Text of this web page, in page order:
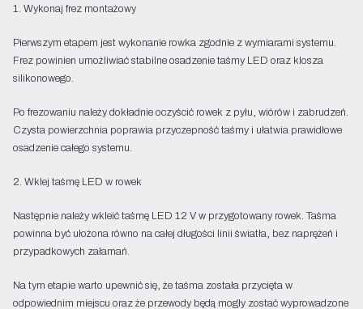
1. Wykonaj frez montażowy
Pierwszym etapem jest wykonanie rowka zgodnie z wymiarami systemu.
Frez powinien umożliwiać stabilne osadzenie taśmy LED oraz klosza
silikonowego.
Po frezowaniu należy dokładnie oczyścić rowek z pyłu, wiórów i zabrudzeń.
Czysta powierzchnia poprawia przyczepność taśmy i ułatwia prawidłowe
osadzenie całego systemu.
2. Wklej taśmę LED w rowek
Następnie należy wkleić taśmę LED 12 V w przygotowany rowek. Taśma
powinna być ułożona równo na całej długości linii światła, bez naprężeń i
przypadkowych załamań.
Na tym etapie warto upewnić się, że taśma została przycięta w
odpowiednim miejscu oraz że przewody będą mogły zostać wyprowadzone